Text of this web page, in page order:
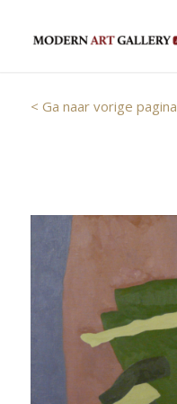
< Ga naar vorige pagina